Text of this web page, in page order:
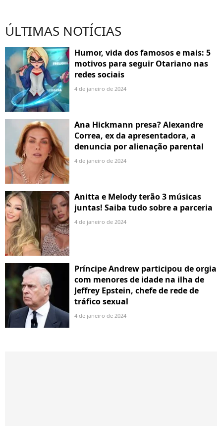
ÚLTIMAS NOTÍCIAS
Humor, vida dos famosos e mais: 5
motivos para seguir Otariano nas
redes sociais
4 de janeiro de 2024
Ana Hickmann presa? Alexandre
Correa, ex da apresentadora, a
denuncia por alienação parental
4 de janeiro de 2024
Anitta e Melody terão 3 músicas
juntas! Saiba tudo sobre a parceria
4 de janeiro de 2024
Príncipe Andrew participou de orgia
com menores de idade na ilha de
Jeffrey Epstein, chefe de rede de
tráfico sexual
4 de janeiro de 2024